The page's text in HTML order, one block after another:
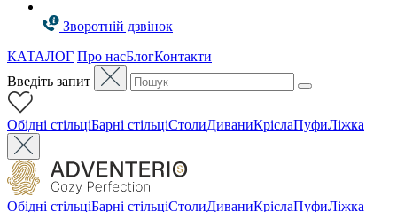
Зворотній дзвінок
КАТАЛОГ Про насБлогКонтакти
Введіть запит
Oбідні стільціБарні стільціСтолиДиваниКріслаПуфиЛіжка
Oбідні стільціБарні стільціСтолиДиваниКріслаПуфиЛіжка